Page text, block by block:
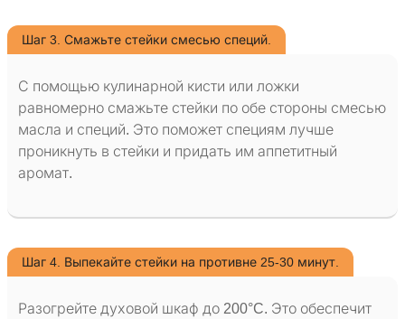
Шаг 3. Смажьте стейки смесью специй.
С помощью кулинарной кисти или ложки
равномерно смажьте стейки по обе стороны смесью
масла и специй. Это поможет специям лучше
проникнуть в стейки и придать им аппетитный
аромат.
Шаг 4. Выпекайте стейки на противне 25-30 минут.
Разогрейте духовой шкаф до 200°C. Это обеспечит